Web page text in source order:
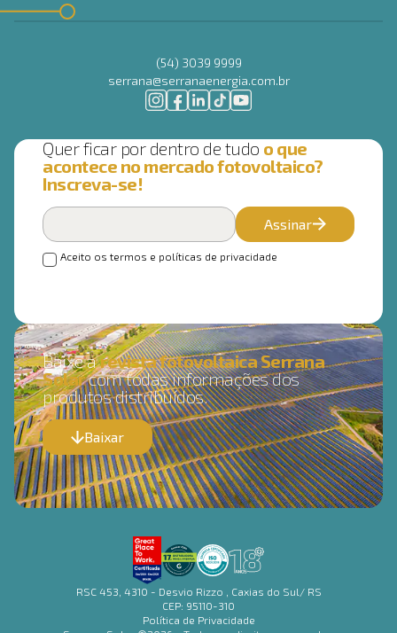
(54) 3039 9999
serrana@serranaenergia.com.br
Quer ficar por dentro de tudo o que
acontece no mercado fotovoltaico?
Inscreva-se!
Assinar
Aceito os termos e políticas de privacidade
Baixe arevista fotovoltaica Serrana
Solarcom todas informações dos
produtos distribuídos.
Baixar
RSC 453, 4310 - Desvio Rizzo , Caxias do Sul/ RS
CEP: 95110-310
Política de Privacidade